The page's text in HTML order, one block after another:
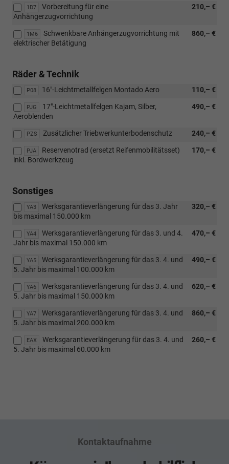
1D7 210,– €
Vorbereitung für eine
Anhängerzugvorrichtung
1M6 860,– €
Schwenkbare Anhängerzugvorrichtung mit
elektrischer Betätigung
Räder & Technik
P08 110,– €
16"-Leichtmetallfelgen Montado Aero
PJG 490,– €
17"-Leichtmetallfelgen Kajam, Silber,
Aeroblenden
PZS 240,– €
Zusätzlicher Triebwerkunterbodenschutz
PJA 170,– €
Reservenotrad (ersetzt Reifenmobilitätsset)
inkl. Bordwerkzeug
Sonstiges
YA3 320,– €
Werksgarantieverlängerung für das 3. Jahr
bis maximal 150.000 km
YA4 470,– €
Werksgarantieverlängerung für das 3. und 4.
Jahr bis maximal 150.000 km
YA5 490,– €
Werksgarantieverlängerung für das 3. 4. und
5. Jahr bis maximal 100.000 km
YA6 620,– €
Werksgarantieverlängerung für das 3. 4. und
5. Jahr bis maximal 150.000 km
YA7 860,– €
Werksgarantieverlängerung für das 3. 4. und
5. Jahr bis maximal 200.000 km
EAX 260,– €
Werksgarantieverlängerung für das 3. 4. und
5. Jahr bis maximal 60.000 km
Kontaktaufnahme